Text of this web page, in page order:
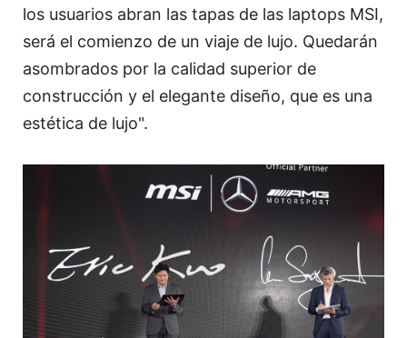
los usuarios abran las tapas de las laptops MSI,
será el comienzo de un viaje de lujo. Quedarán
asombrados por la calidad superior de
construcción y el elegante diseño, que es una
estética de lujo".